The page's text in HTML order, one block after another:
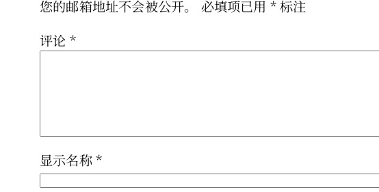
您的邮箱地址不会被公开。 必填项已用 *标注
评论 *
显示名称*